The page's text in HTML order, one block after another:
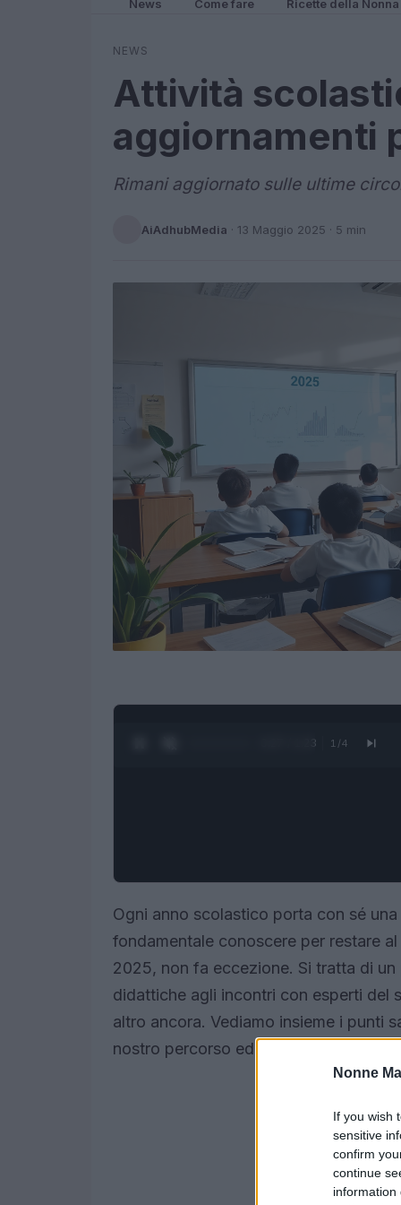
Nonne
If you wish
sensitive
confirm
continue
information
News Come fare Ricette della Nonna
NEWS
Attività
aggiornamenti
Rimani aggiornato sulle ultime
AiAdhubMedia · 13 Maggio 2025 · 5 min
0:28 / 1:23 1 /4
Ogni anno scolastico porta con sé
fondamentale conoscere per restare
2025, non fa eccezione. Si tratta di
didattiche agli incontri con esperti del
altro ancora. Vediamo insieme i punti
nostro percorso educativo.